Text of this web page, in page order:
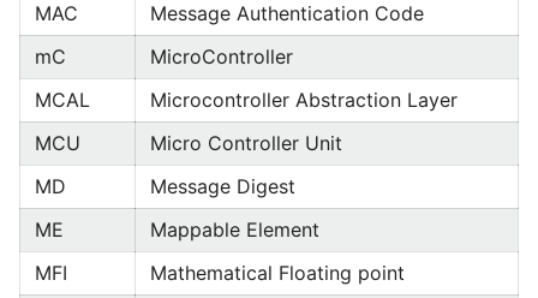
MAC
Message Authentication Code
mC
MicroController
MCAL
Microcontroller Abstraction Layer
MCU
Micro Controller Unit
MD
Message Digest
ME
Mappable Element
MFI
Mathematical Floating point